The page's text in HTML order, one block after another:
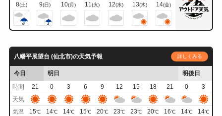
8(土) 9(日) 10(月) 11(火) 12(水) 13(木) 14(金)
八幡平展望台 (仙北市)の天気予報 詳しくみる
今日 明日
明後日
時間
21 0 3 6 9 12 15 18 21 0
3
天気
気温 15℃ 14℃ 14℃ 15℃ 20℃ 23℃ 23℃ 20℃ 16℃ 14℃ 14℃